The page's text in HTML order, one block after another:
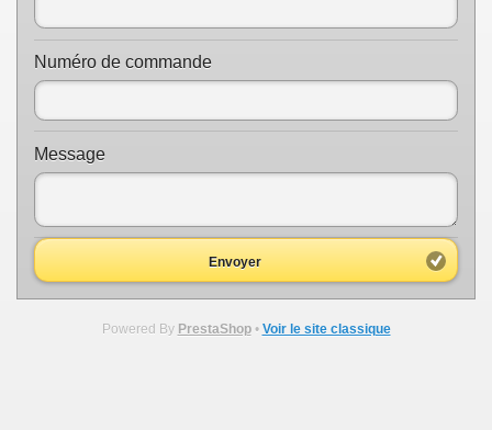
Numéro de commande
Message
Envoyer
Powered By PrestaShop• Voir le site classique